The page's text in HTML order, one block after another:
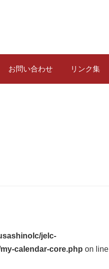
お問い合わせ リンク集
jelc-
calendar-core.php on line